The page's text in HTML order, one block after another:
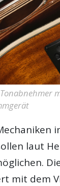
Tonabnehmer
laut
mit dem